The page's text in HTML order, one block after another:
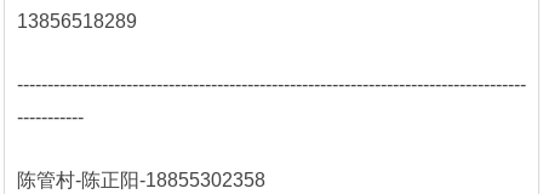
13856518289
------------------------------------------------------------------------------------
-----------
陈管村-陈正阳-18855302358